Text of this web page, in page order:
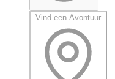
Vind een Avontuur